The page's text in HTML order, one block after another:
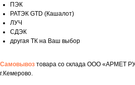
ПЭК
РАТЭК GTD (Кашалот)
ЛУЧ
СДЭК
другая ТК на Ваш выбор
Самовывоз товара со склада ООО «АРМЕТ
г.Кемерово.